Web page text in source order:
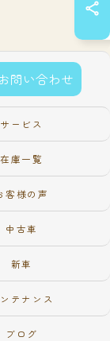
お問い合わせ
サービス
在庫一覧
客様の声
中古車
新車
テナンス
ブログ